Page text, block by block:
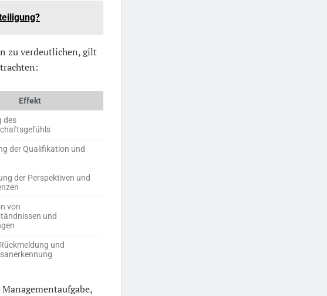
zu verdeutlichen, gilt
Effekt
des
der Qualifikation und
der Perspektiven und
von
und
und